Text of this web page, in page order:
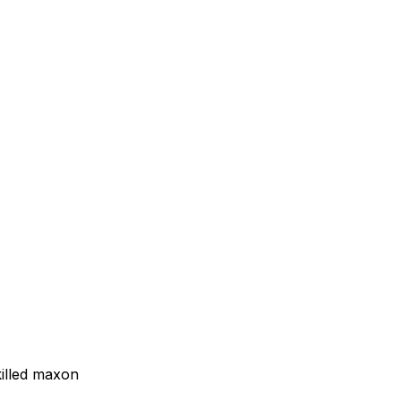
maxon